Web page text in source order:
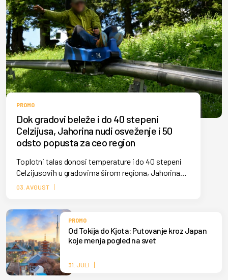
PROMO
Dok gradovi beleže i do 40 stepeni
Celzijusa, Jahorina nudi osveženje i 50
odsto popusta za ceo region
Toplotni talas donosi temperature i do 40 stepeni
Celzijusovih u gradovima širom regiona, Jahorina
ovih dana beleži veliki broj posetilaca koji osveženje
03. AVGUST
PROMO
Od Tokija do Kjota: Putovanje kroz Japan
koje menja pogled na svet
31. JULI